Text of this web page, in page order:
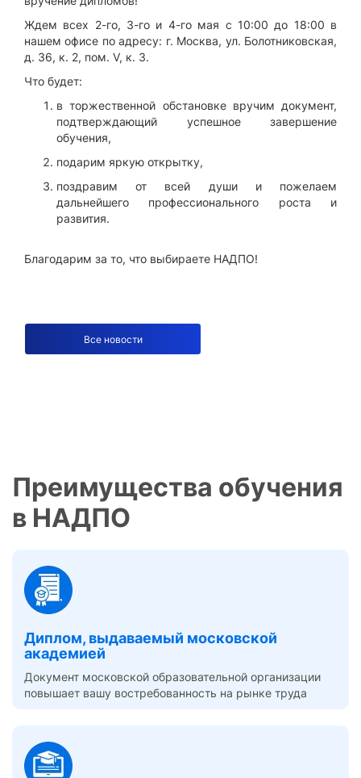
Ждем всех 2-го, 3-го и 4-го мая с 10:00 до 18:00 в
нашем офисе по адресу: г. Москва, ул. Болотниковская,
д. 36, к. 2, пом. V, к. 3.
Что будет:
в торжественной обстановке вручим документ,
подтверждающий успешное завершение
обучения,
подарим яркую открытку,
поздравим от всей души и пожелаем
дальнейшего профессионального роста и
развития.
Благодарим за то, что выбираете НАДПО!
Все новости
Преимущества обучения
в НАДПО
Диплом, выдаваемый московской
академией
Документ московской образовательной организации
повышает вашу востребованность на рынке труда